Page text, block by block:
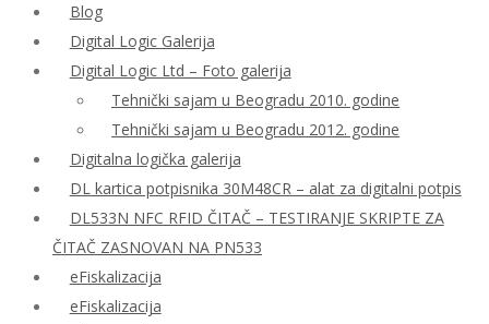
Blog
Digital Logic Galerija
Digital Logic Ltd – Foto galerija
Tehnički sajam u Beogradu 2010. godine
Tehnički sajam u Beogradu 2012. godine
Digitalna logička galerija
DL kartica potpisnika 30M48CR – alat za digitalni potpis
DL533N NFC RFID ČITAČ – TESTIRANJE SKRIPTE ZA
ČITAČ ZASNOVAN NA PN533
eFiskalizacija
eFiskalizacija